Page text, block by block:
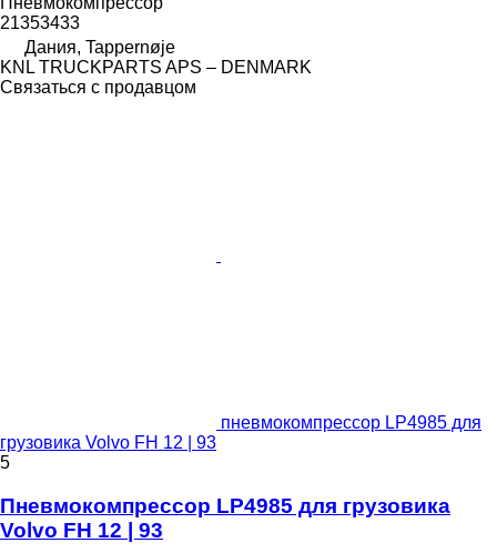
21353433
Дания, Tappernøje
KNL TRUCKPARTS APS – DENMARK
Связаться с продавцом
пневмокомпрессор LP4985 для
грузовика Volvo FH 12 | 93
5
Пневмокомпрессор LP4985 для грузовика
Volvo FH 12 | 93